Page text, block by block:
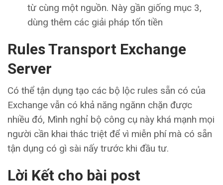
từ cùng một nguồn. Này gần giống mục 3,
dùng thêm các giải pháp tốn tiền
Rules Transport Exchange
Server
Có thể tận dụng tạo các bộ lộc rules sẵn có của
Exchange vẫn có khả năng ngănn chặn được
nhiều đó, Mình nghỉ bộ công cụ này khá mạnh mọi
người cần khai thác triệt để vì miễn phí mà có sẵn
tận dụng có gì sài nấy trước khi đầu tư.
Lời Kết cho bài post